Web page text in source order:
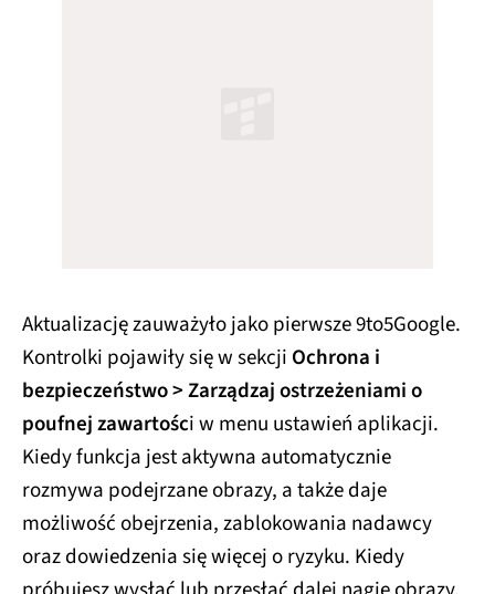
Aktualizację zauważyło jako pierwsze 9to5Google.
Kontrolki pojawiły się w sekcji Ochrona i
bezpieczeństwo > Zarządzaj ostrzeżeniami o
poufnej zawartości w menu ustawień aplikacji.
Kiedy funkcja jest aktywna automatycznie
rozmywa podejrzane obrazy, a także daje
możliwość obejrzenia, zablokowania nadawcy
oraz dowiedzenia się więcej o ryzyku. Kiedy